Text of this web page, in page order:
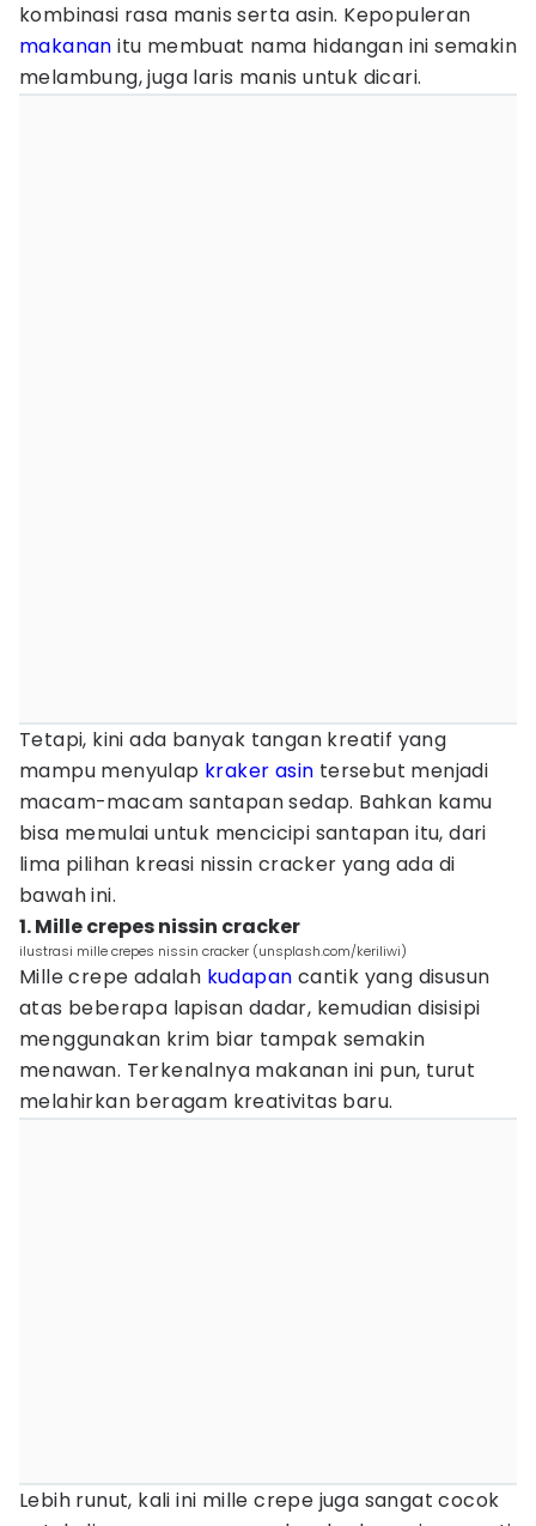
kombinasi rasa manis serta asin. Kepopuleran
makanan itu membuat nama hidangan ini semakin
melambung, juga laris manis untuk dicari.
Tetapi, kini ada banyak tangan kreatif yang
mampu menyulap kraker asin tersebut menjadi
macam-macam santapan sedap. Bahkan kamu
bisa memulai untuk mencicipi santapan itu, dari
lima pilihan kreasi nissin cracker yang ada di
bawah ini.
1. Mille crepes nissin cracker
ilustrasi mille crepes nissin cracker (unsplash.com/keriliwi)
Mille crepe adalah kudapan cantik yang disusun
atas beberapa lapisan dadar, kemudian disisipi
menggunakan krim biar tampak semakin
menawan. Terkenalnya makanan ini pun, turut
melahirkan beragam kreativitas baru.
Lebih runut, kali ini mille crepe juga sangat cocok